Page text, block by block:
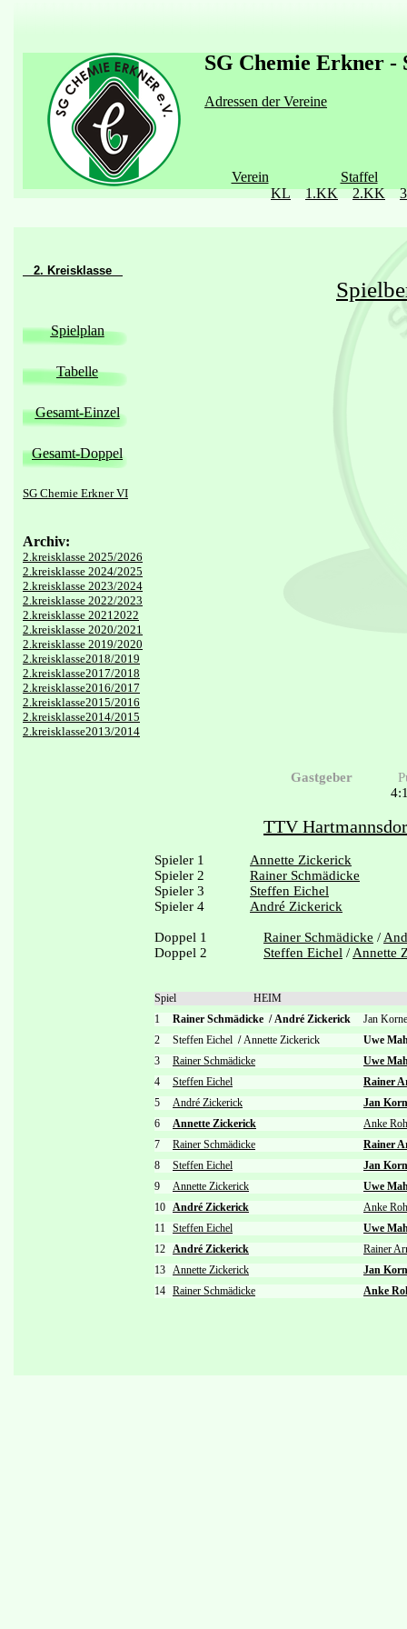
SG Chemie Erkner -
Adressen der Vereine
Verein
Staffel
KL
1.KK 2.KK
2. Kreisklasse
Spielplan
Tabelle
Gesamt-Einzel
Gesamt-Doppel
SG Chemie Erkner VI
Archiv:
2.kreisklasse 2025/2026
2.kreisklasse 2024/2025
2.kreisklasse 2023/2024
2.kreisklasse 2022/2023
2.kreisklasse 20212022
2.kreisklasse 2020/2021
2.kreisklasse 2019/2020
2.kreisklasse2018/2019
2.kreisklasse2017/2018
2.kreisklasse2016/2017
2.kreisklasse2015/2016
2.kreisklasse2014/2015
2.kreisklasse2013/2014
Gastgeber
TTV
Spieler 1
Annette Zickerick
Spieler 2
Rainer Schmädicke
Spieler 3
Steffen Eichel
Spieler 4
André Zickerick
Doppel 1 Rainer Schmädicke /
Doppel 2
Steffen Eichel / Annette
Spiel
HEIM
1
Rainer Schmädicke /André Zickerick
Jan
2
Steffen Eichel /Annette Zickerick
Uwe
3
Rainer Schmädicke
Uwe
4
Steffen Eichel
Rainer
5
André Zickerick
Jan
6
Annette Zickerick
Anke
7
Rainer Schmädicke
Rainer
8
Steffen Eichel
Jan
9
Annette Zickerick
Uwe
10 André Zickerick
Anke
11 Steffen Eichel
Uwe
12 André Zickerick
Rainer
13 Annette Zickerick
Jan
14 Rainer Schmädicke Anke